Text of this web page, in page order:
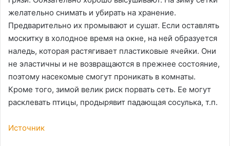
желательно снимать и убирать на хранение.
Предварительно их промывают и сушат. Если оставлять
москитку в холодное время на окне, на ней образуется
наледь, которая растягивает пластиковые ячейки. Они
не эластичны и не возвращаются в прежнее состояние,
поэтому насекомые смогут проникать в комнаты.
Кроме того, зимой велик риск порвать сеть. Ее могут
расклевать птицы, продырявит падающая сосулька, т.п.
Источник